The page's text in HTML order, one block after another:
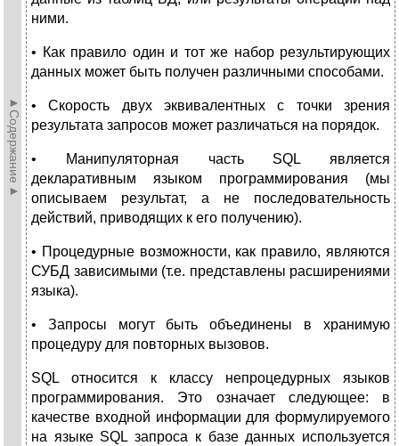
►Содержание►
ними.
• Как правило один и тот же набор результирующих
данных может быть получен различными способами.
• Скорость двух эквивалентных с точки зрения
результата запросов может различаться на порядок.
• Манипуляторная часть SQL является
декларативным языком программирования (мы
описываем результат, а не последовательность
действий, приводящих к его получению).
• Процедурные возможности, как правило, являются
СУБД зависимыми (т.е. представлены расширениями
языка).
• Запросы могут быть объединены в хранимую
процедуру для повторных вызовов.
SQL относится к классу непроцедурных языков
программирования. Это означает следующее: в
качестве входной информации для формулируемого
на языке SQL запроса к базе данных используется